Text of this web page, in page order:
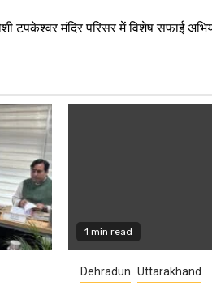
टपकेश्वर मंदिर परिसर में विशेष सफाई
1 min read
Dehradun Uttarakhand